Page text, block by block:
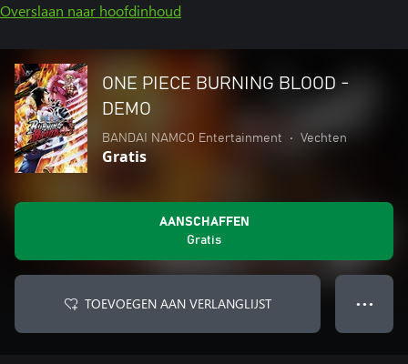
Overslaan naar hoofdinhoud
ONE PIECE BURNING BLOOD -
DEMO
BANDAI NAMCO Entertainment • Vechten
Gratis
AANSCHAFFEN
Gratis
TOEVOEGEN AAN VERLANGLIJST ● ● ●